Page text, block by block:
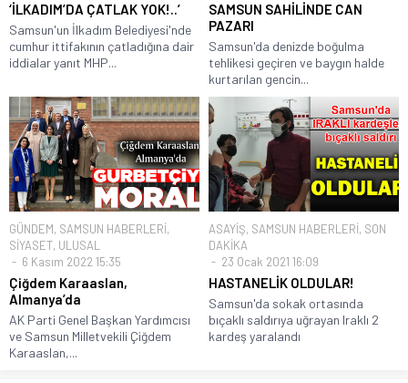
‘İLKADIM’DA ÇATLAK YOK!..’
Samsun'un İlkadım Belediyesi'nde
cumhur ittifakının çatladığına dair
iddialar yanıt MHP...
SAMSUN SAHİLİNDE CAN
PAZARI
Samsun'da denizde boğulma
tehlikesi geçiren ve baygın halde
kurtarılan gencin...
GÜNDEM, SAMSUN HABERLERİ,
SİYASET, ULUSAL
6 Kasım 2022 15:35
Çiğdem Karaaslan,
Almanya’da
AK Parti Genel Başkan Yardımcısı
ve Samsun Milletvekili Çiğdem
Karaaslan,...
ASAYİŞ, SAMSUN HABERLERİ, SON
DAKİKA
23 Ocak 2021 16:09
HASTANELİK OLDULAR!
Samsun'da sokak ortasında
bıçaklı saldırıya uğrayan Iraklı 2
kardeş yaralandı